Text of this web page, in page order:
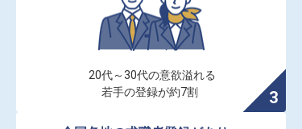
20代～30代の意欲溢れる
若手の登録が約7割